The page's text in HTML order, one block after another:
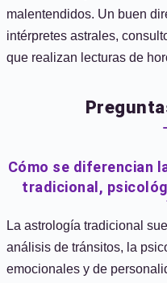
malentendidos. Un buen
intérpretes astrales,
que realizan lecturas de
Cómo se diferencian
tradicional,
La astrología tradicional
análisis de tránsitos, la
emocionales y de